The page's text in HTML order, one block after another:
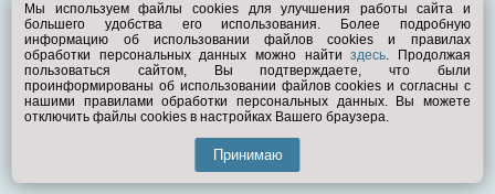
© Exist.ru 1998—2026
Мы используем файлы cookies для улучшения работы сайта и
большего удобства его использования. Более подробную
информацию об использовании файлов cookies и правилах
обработки персональных данных можно найтиздесь. Продолжая
пользоваться сайтом, Вы подтверждаете, что были
проинформированы об использовании файлов cookies и согласны с
нашими правилами обработки персональных данных. Вы можете
отключить файлы cookies в настройках Вашего браузера.
Принимаю